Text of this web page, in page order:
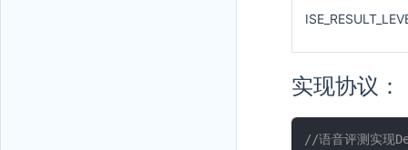
实现协议：
//语音评测实现